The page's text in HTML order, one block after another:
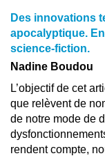
Des innovations
apocalyptique.
science-fiction.
Nadine Boudou
L’objectif de cet
que relèvent de
de notre mode de
rendent compte,